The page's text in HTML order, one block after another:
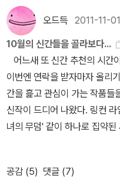
무나 적습니다. 좀 더 많은 작
훨씬 더 인기를 얻을 수 있을
안되고 있는 현실... 슬프네요.
레이스의 작품보다 훨씬 흥미
>와 콜&파이크 시리즈도 볼
도. 깔깔깔 시핑뉴스는 책 보다
시' 때문에 본 영화지만 그 때
이시에게 역시 당신은 최고의
하는거라고, 당신의 선택은
보고 난뒤 감정 이입도 너무
가고 싶은 것을 내내 자제시켜
순위는 뉴펀들랜드. 2순위는
지 못했다. 이것 만으로도 가
다. 미먀베 미유키는 이유가
이는 '화차'. 추리 소설을 좋아
화화된 작품이다. 호, 불호가
품은 어떠할지 기대된다.4. 가
스케<해바라기가 피지 않는
이미 한국에서도 꾸준한 독자
다. 이 작가의 소설은 읽어보
품이다. 이전의 글들은 어두운
인터뷰에서 말했다시피 미치
게 될까라는 생각에서 적은 글
오래 오래 읽힌다는게 나의 경
역사>는 구입하고 3년만에 읽
가...이재미난 책을.또 좀비소
출세작 <좀비 서바이벌 가이
남는 법을 이야기하는 이 작
집중해서 읽는 책은 '용노사'
22권을 한걸음에 읽고 났더니
옛 책들을찾아 읽고 있다. 어
만 그 시행착오가<군림천하>
선계>의 이재일은 왜 신간을
오드득 2011-11-01
10월의 신간들을 골라보다...
어느새 또 신간 추천의 시간
이번엔 연락을 받자마자 올리
간을 흝고 관심이 가는 작품
신작이 드디어 나왔다. 링컨
녀의 무덤' 같이 하나로 집약
다. 위험에 처한 형사 가족을
들을 구하려는 자가 맞부딛힌
공감 (5) 댓글 (7)